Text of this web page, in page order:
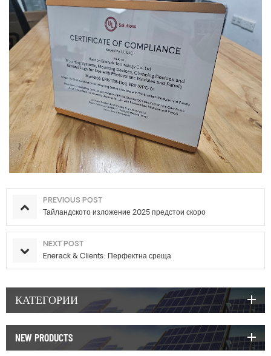
PREVIOUS POST
Тайландското изложение 2025 предстои скоро
NEXT POST
Enerack & Clients: Перфектна среща
КАТЕГОРИИ
NEW PRODUCTS